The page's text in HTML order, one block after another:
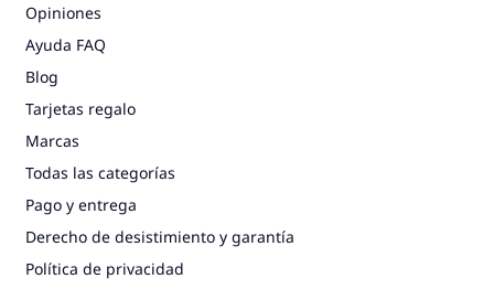
Opiniones
Ayuda FAQ
Blog
Tarjetas regalo
Marcas
Todas las categorías
Pago y entrega
Derecho de desistimiento y garantía
Política de privacidad